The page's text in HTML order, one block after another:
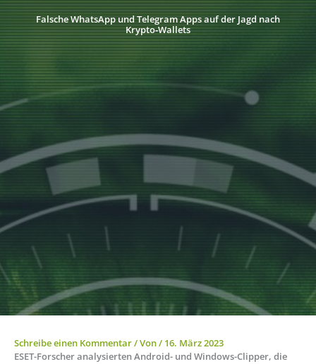
Falsche WhatsApp und Telegram Apps auf der Jagd nach
Krypto‑Wallets
Schreibe einen Kommentar/ Von/ 16. März 2023
ESET-Forscher analysierten Android- und Windows-Clipper, die